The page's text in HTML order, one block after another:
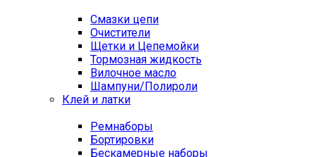
Смазки цепи
Очистители
Щетки и Цепемойки
Тормозная жидкость
Вилочное масло
Шампуни/Полироли
Клей и латки
Ремнаборы
Бортировки
Бескамерные наборы